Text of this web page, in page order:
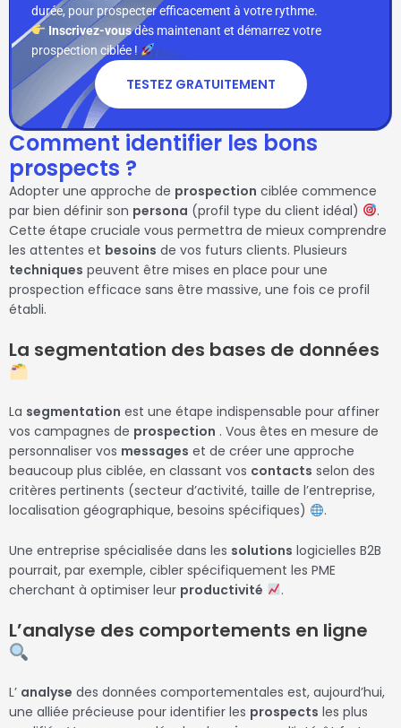
durée, pour prospecter efficacement à votre rythme.
Inscrivez-vousdès maintenant et démarrez votre
prospection ciblée !
TESTEZ GRATUITEMENT
Comment identifier les bons
prospects ?
Adopter une approche de prospection ciblée commence
par bien définir son persona (profil type du client idéal)
.
Cette étape cruciale vous permettra de mieux comprendre
les attentes et besoins de vos futurs clients. Plusieurs
techniques peuvent être mises en place pour une
prospection efficace sans être massive, une fois ce profil
établi.
La segmentation des bases de données
La segmentation est une étape indispensable pour affiner
vos campagnes de prospection . Vous êtes en mesure de
personnaliser vos messages et de créer une approche
beaucoup plus ciblée, en classant vos contacts selon des
critères pertinents (secteur d’activité, taille de l’entreprise,
localisation géographique, besoins spécifiques)
.
Une entreprise spécialisée dans les solutions logicielles B2B
pourrait, par exemple, cibler spécifiquement les PME
cherchant à optimiser leur productivité .
L’analyse des comportements en ligne
L’ analyse des données comportementales est, aujourd’hui,
une alliée précieuse pour identifier les prospects les plus